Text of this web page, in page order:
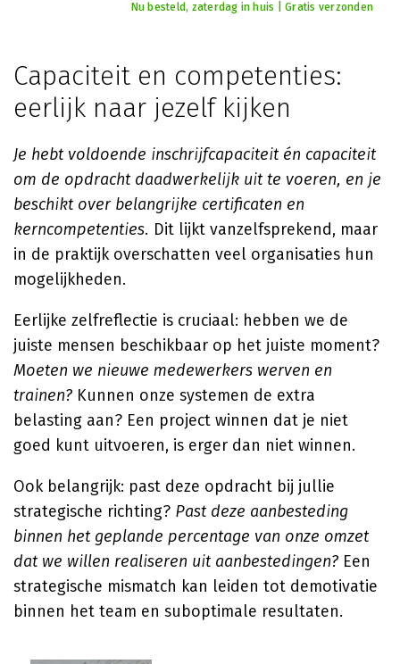
Nu besteld, zaterdag in huis | Gratis verzonden
Capaciteit en competenties:
eerlijk naar jezelf kijken
Je hebt voldoende inschrijfcapaciteit én capaciteit
om de opdracht daadwerkelijk uit te voeren, en je
beschikt over belangrijke certificaten en
kerncompetenties. Dit lijkt vanzelfsprekend, maar
in de praktijk overschatten veel organisaties hun
mogelijkheden.
Eerlijke zelfreflectie is cruciaal: hebben we de
juiste mensen beschikbaar op het juiste moment?
Moeten we nieuwe medewerkers werven en
trainen? Kunnen onze systemen de extra
belasting aan? Een project winnen dat je niet
goed kunt uitvoeren, is erger dan niet winnen.
Ook belangrijk: past deze opdracht bij jullie
strategische richting? Past deze aanbesteding
binnen het geplande percentage van onze omzet
dat we willen realiseren uit aanbestedingen? Een
strategische mismatch kan leiden tot demotivatie
binnen het team en suboptimale resultaten.